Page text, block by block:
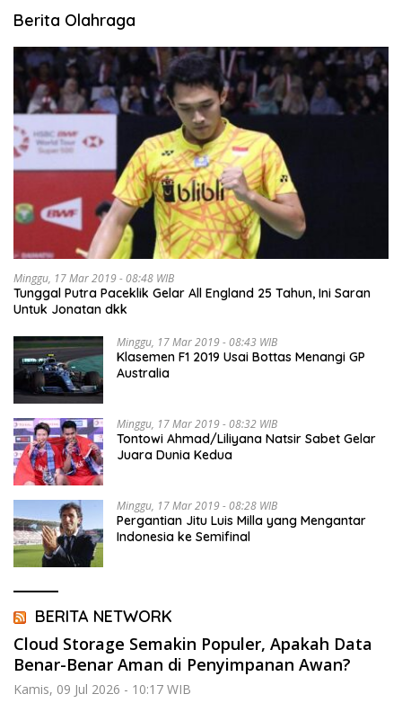
Berita Olahraga
Minggu, 17 Mar 2019 - 08:48 WIB
Tunggal Putra Paceklik Gelar All England 25 Tahun, Ini Saran
Untuk Jonatan dkk
Minggu, 17 Mar 2019 - 08:43 WIB
Klasemen F1 2019 Usai Bottas Menangi GP
Australia
Minggu, 17 Mar 2019 - 08:32 WIB
Tontowi Ahmad/Liliyana Natsir Sabet Gelar
Juara Dunia Kedua
Minggu, 17 Mar 2019 - 08:28 WIB
Pergantian Jitu Luis Milla yang Mengantar
Indonesia ke Semifinal
BERITA NETWORK
Cloud Storage Semakin Populer, Apakah Data
Benar-Benar Aman di Penyimpanan Awan?
Kamis, 09 Jul 2026 - 10:17 WIB